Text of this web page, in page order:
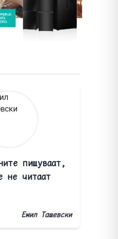
пишуваат,
не читаат
Емил Ташевски